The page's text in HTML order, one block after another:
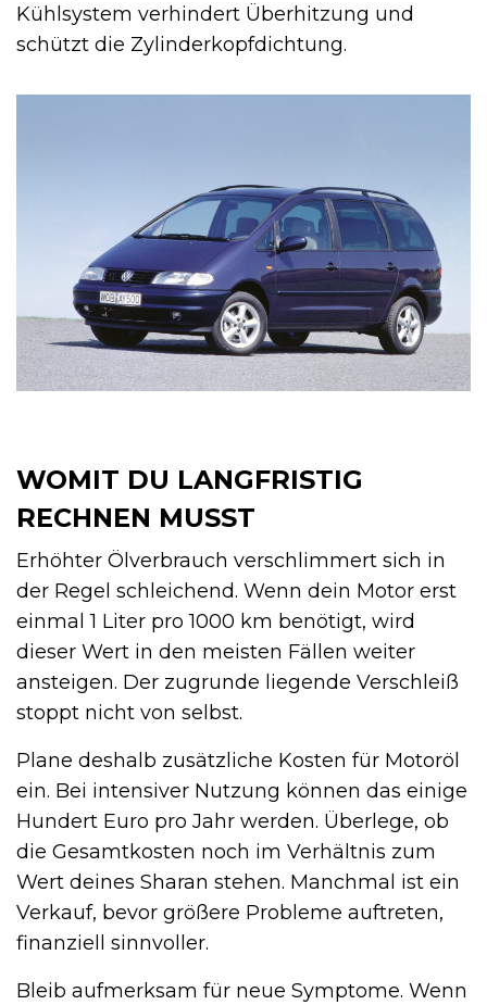
Kühlsystem verhindert Überhitzung und
schützt die Zylinderkopfdichtung.
WOMIT DU LANGFRISTIG
RECHNEN MUSST
Erhöhter Ölverbrauch verschlimmert sich in
der Regel schleichend. Wenn dein Motor erst
einmal 1 Liter pro 1000 km benötigt, wird
dieser Wert in den meisten Fällen weiter
ansteigen. Der zugrunde liegende Verschleiß
stoppt nicht von selbst.
Plane deshalb zusätzliche Kosten für Motoröl
ein. Bei intensiver Nutzung können das einige
Hundert Euro pro Jahr werden. Überlege, ob
die Gesamtkosten noch im Verhältnis zum
Wert deines Sharan stehen. Manchmal ist ein
Verkauf, bevor größere Probleme auftreten,
finanziell sinnvoller.
Bleib aufmerksam für neue Symptome. Wenn